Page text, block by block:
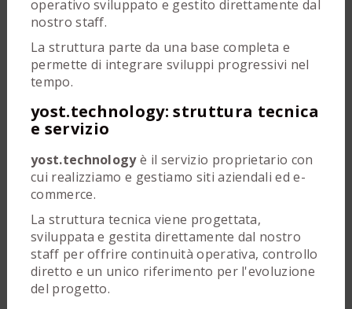
operativo sviluppato e gestito direttamente dal
nostro staff.
La struttura parte da una base completa e
permette di integrare sviluppi progressivi nel
tempo.
yost.technology: struttura tecnica
e servizio
yost.technologyè il servizio proprietario con
cui realizziamo e gestiamo siti aziendali ed e-
commerce.
La struttura tecnica viene progettata,
sviluppata e gestita direttamente dal nostro
staff per offrire continuità operativa, controllo
diretto e un unico riferimento per l'evoluzione
del progetto.